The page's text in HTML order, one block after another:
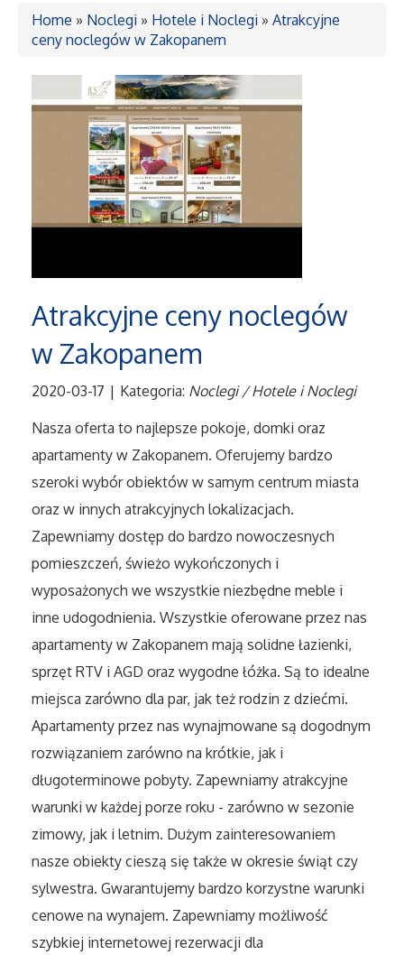
Kursy Językowe
Konferencje, Sale Szkoleniowe
Kursy i Szkolenia
Tłumaczenia
Sprzedaż Interntowa
Biżuteria
Dla Dzieci
Wyposażenie Wnętrz
Wyposażenie Łazienki
Odzież
Sport
Elektronika, RTV, AGD
Art. Dla Zwierząt
Ogród, Rośliny
Chemia
Art. Spożywcze
Materiały Eksploatacyjne
Inne Sklepy
Elektronarzędzia
Home » Noclegi » Hotele i Noclegi » Atrakcyjne
ceny noclegów w Zakopanem
Atrakcyjne ceny noclegów
w Zakopanem
2020-03-17 | Kategoria: Noclegi / Hotele i Noclegi
Nasza oferta to najlepsze pokoje, domki oraz
apartamenty w Zakopanem. Oferujemy bardzo
szeroki wybór obiektów w samym centrum miasta
oraz w innych atrakcyjnych lokalizacjach.
Zapewniamy dostęp do bardzo nowoczesnych
pomieszczeń, świeżo wykończonych i
wyposażonych we wszystkie niezbędne meble i
inne udogodnienia. Wszystkie oferowane przez nas
apartamenty w Zakopanem mają solidne łazienki,
sprzęt RTV i AGD oraz wygodne łóżka. Są to idealne
miejsca zarówno dla par, jak też rodzin z dziećmi.
Apartamenty przez nas wynajmowane są dogodnym
rozwiązaniem zarówno na krótkie, jak i
długoterminowe pobyty. Zapewniamy atrakcyjne
warunki w każdej porze roku - zarówno w sezonie
zimowy, jak i letnim. Dużym zainteresowaniem
nasze obiekty cieszą się także w okresie świąt czy
sylwestra. Gwarantujemy bardzo korzystne warunki
cenowe na wynajem. Zapewniamy możliwość
szybkiej internetowej rezerwacji dla